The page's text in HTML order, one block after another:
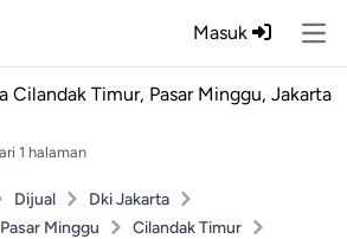
Masuk
Cilandak Timur, Pasar Minggu, Jakarta
1 halaman
Dijual
Dki Jakarta
Pasar Minggu
Cilandak Timur